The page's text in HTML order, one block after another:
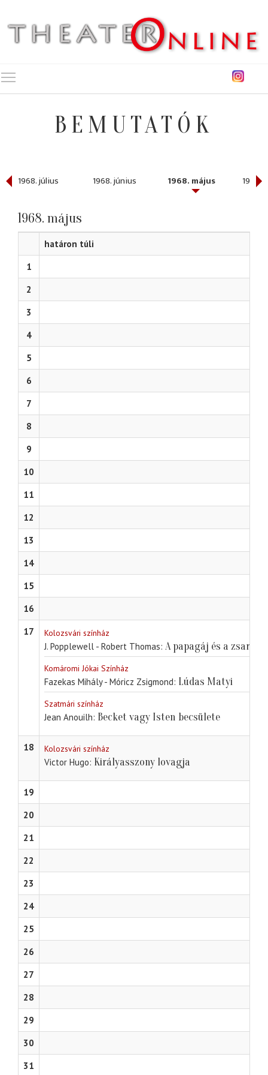
BEMUTATÓK
1968. július 1968. június 1968. május 1968.
1968. május
határon túli
1
2
3
4
5
6
7
8
9
10
11
12
13
14
15
16
17
Kolozsvári színház
J. Popplewell - Robert Thomas A papagáj és a zsaru
Komáromi Jókai Színház
Fazekas Mihály - Móricz Zsigmond Lúdas Matyi
Szatmári színház
Jean Anouilh Becket vagy Isten becsülete
18 Kolozsvári színház
Victor Hugo Királyasszony lovagja
19
20
21
22
23
24
25
26
27
28
29
30
31